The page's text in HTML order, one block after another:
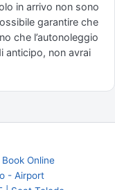
in arrivo non sono
garantire che
che l’autonoleggio
anticipo, non avrai
Online
- Airport